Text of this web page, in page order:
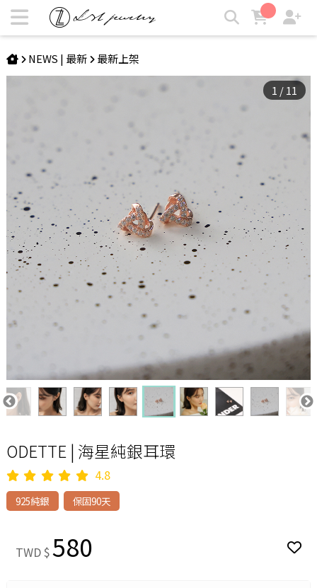
ODETTE | 海星純銀耳環 | LZL Jewelry 輕珠寶飾品
NEWS | 最新 最新上架
1 /11
ODETTE | 海星純銀耳環
4.8
925純銀 保固90天
TWD $580